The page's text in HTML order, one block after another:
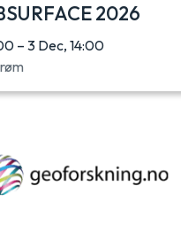
2026
– 3 Dec, 14:00